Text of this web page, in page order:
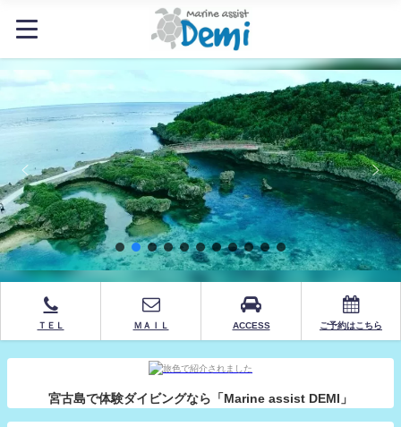
ＴＥＬ ＭＡＩＬ ACCESS ご予約はこちら
宮古島で体験ダイビングなら「Marine assist DEMI」